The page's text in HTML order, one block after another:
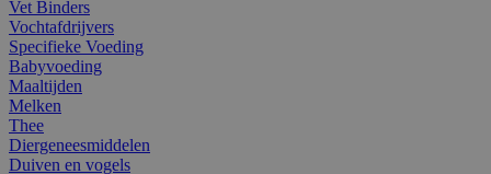
Vet Binders
Vochtafdrijvers
Specifieke Voeding
Babyvoeding
Maaltijden
Melken
Thee
Diergeneesmiddelen
Duiven en vogels